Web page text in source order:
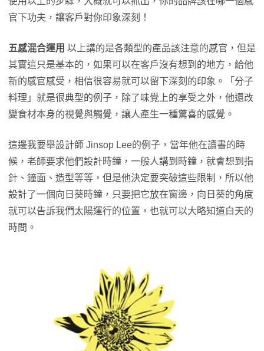
官下功夫，讓客戶對你印象深刻！
五感混合運用 以上講的是各類型的產品該注意的感官，但是
其實這只是基本的，如果可以在客戶沒有想到的地方，給他
新的感官感受，相信很容易就可以留下深刻的印象。「分子
料理」就是很典型的例子，除了味覺上的享受之外，他還改
變食材本身的視覺與觸覺，讓人產生一種驚喜的感覺。
這邊我要舉設計師 Jinsop Lee的例子，當年他在讀書的時
候，老師要求他們設計時鐘，一般人講到時鐘，就會想到指
針、鐘面、造型等等，但是他決定要突破這些限制，所以他
設計了一個向日葵時鐘，只要把它放在窗邊，向日葵的角度
就可以告訴我們太陽運行的位置，也就可以大略知道白天的
時間。